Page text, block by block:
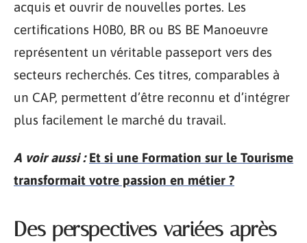
acquis et ouvrir de nouvelles portes. Les
certifications H0B0, BR ou BS BE Manoeuvre
représentent un véritable passeport vers des
secteurs recherchés. Ces titres, comparables à
un CAP, permettent d’être reconnu et d’intégrer
plus facilement le marché du travail.
A voir aussi : Et si une Formation sur le Tourisme
transformait votre passion en métier ?
Des perspectives variées après